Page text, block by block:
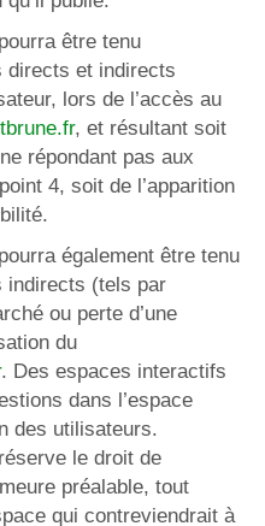
être tenu
directs et indirects
lors de l’accès au
, et résultant soit
répondant pas aux
4, soit de l’apparition
également être tenu
indirects (tels par
ou perte d’une
du
. Des espaces interactifs
dans l’espace
des utilisateurs.
le droit de
préalable, tout
qui contreviendrait à